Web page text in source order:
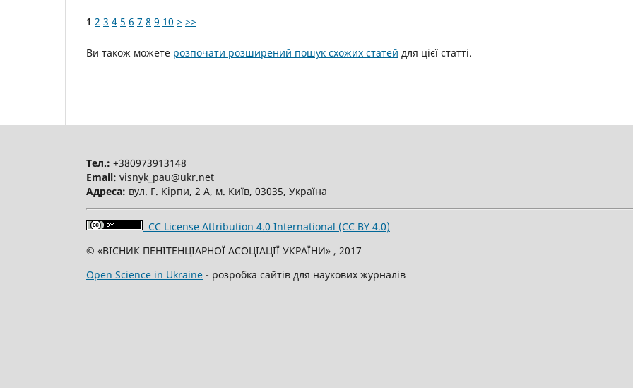
1 2 3 4 5 6 7 8 9 10 > >>
Ви також можете розпочати розширений пошук схожих статей для цієї статті.
Тел.: +380973913148
Email: visnyk_pau@ukr.net
Адреса: вул. Г. Кірпи, 2 А, м. Київ, 03035, Україна
CC License Attribution 4.0 International (CC BY 4.0)
© «ВІСНИК ПЕНІТЕНЦІАРНОЇ АСОЦІАЦІЇ УКРАЇНИ» , 2017
Open Science in Ukraine - розробка сайтів для наукових журналів